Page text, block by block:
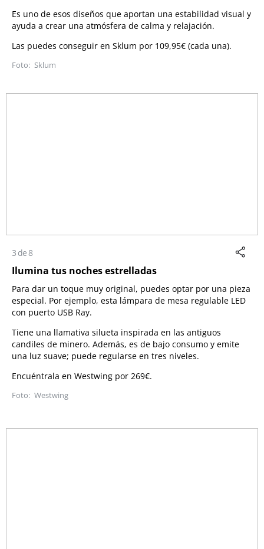
Es uno de esos diseños que aportan una estabilidad visual y
ayuda a crear una atmósfera de calma y relajación.
Las puedes conseguir en Sklum por 109,95€ (cada una).
Sklum
3 de 8
Ilumina tus noches estrelladas
Para dar un toque muy original, puedes optar por una pieza
especial. Por ejemplo, esta lámpara de mesa regulable LED
con puerto USB Ray.
Tiene una llamativa silueta inspirada en las antiguos
candiles de minero. Además, es de bajo consumo y emite
una luz suave; puede regularse en tres niveles.
Encuéntrala en Westwing por 269€.
Westwing